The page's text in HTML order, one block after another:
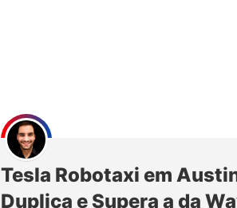
Tesla Robotaxi em
Duplica e Supera a da